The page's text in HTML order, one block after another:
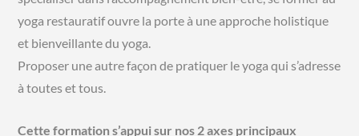
yoga restauratif ouvre la porte à une approche holistique
et bienveillante du yoga.
Proposer une autre façon de pratiquer le yoga qui s’adresse
à toutes et tous.
Cette formation s’appui sur nos 2 axes principaux